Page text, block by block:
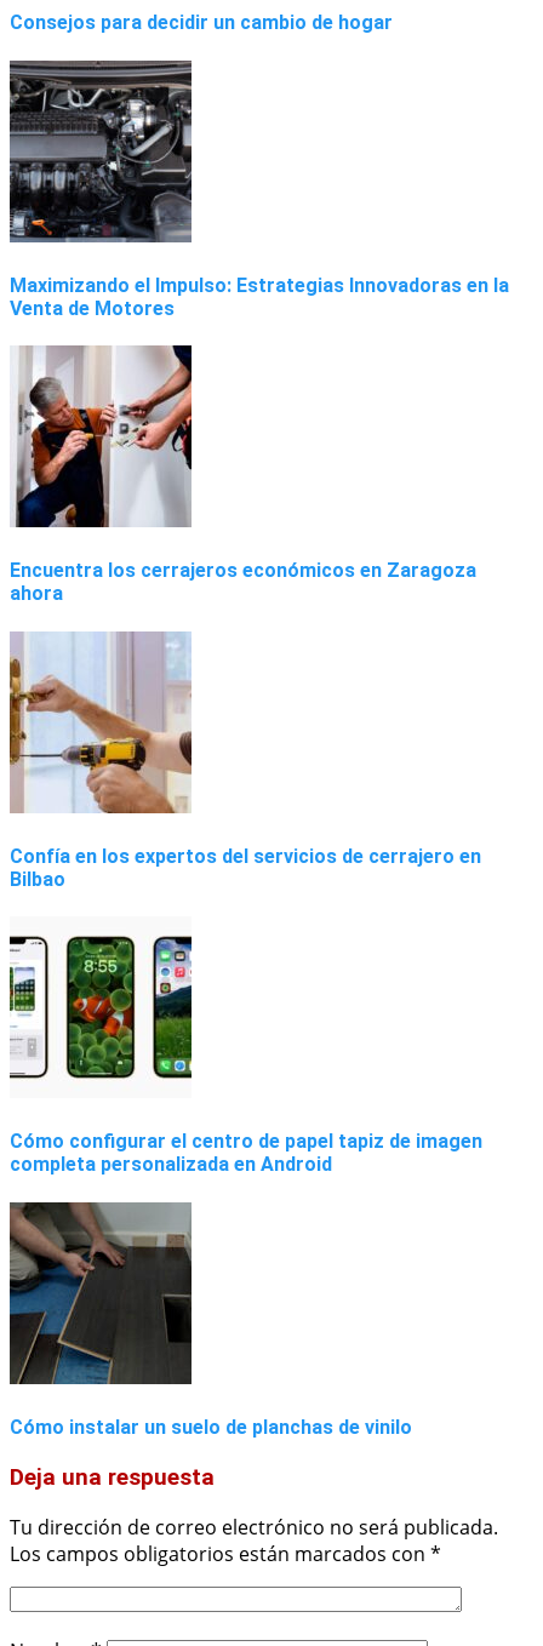
Consejos para decidir un cambio de hogar
Maximizando el Impulso: Estrategias Innovadoras en la
Venta de Motores
Encuentra los cerrajeros económicos en Zaragoza
ahora
Confía en los expertos del servicios de cerrajero en
Bilbao
Cómo configurar el centro de papel tapiz de imagen
completa personalizada en Android
Cómo instalar un suelo de planchas de vinilo
Deja una respuesta
Tu dirección de correo electrónico no será publicada.
Los campos obligatorios están marcados con *